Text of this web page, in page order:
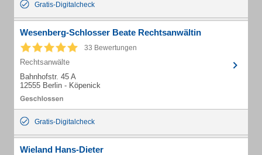
Gratis-Digitalcheck
Wesenberg-Schlosser Beate Rechtsanwältin
33 Bewertungen
Rechtsanwälte
Bahnhofstr. 45 A
12555 Berlin - Köpenick
Gratis-Digitalcheck
Wieland Hans-Dieter